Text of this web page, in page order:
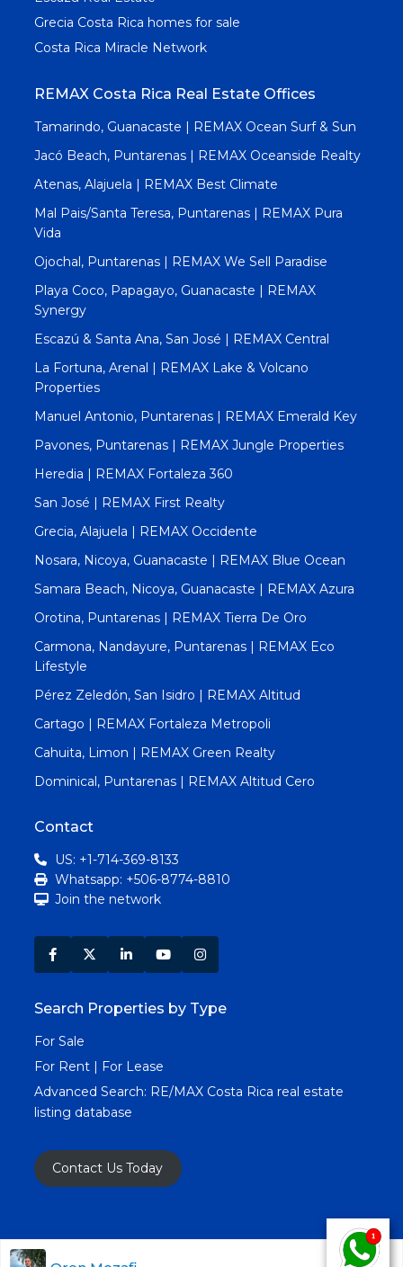
Grecia Costa Rica homes for sale
Costa Rica Miracle Network
REMAX Costa Rica Real Estate Offices
Tamarindo, Guanacaste | REMAX Ocean Surf & Sun
Jacó Beach, Puntarenas | REMAX Oceanside Realty
Atenas, Alajuela | REMAX Best Climate
Mal Pais/Santa Teresa, Puntarenas | REMAX Pura
Vida
Ojochal, Puntarenas | REMAX We Sell Paradise
Playa Coco, Papagayo, Guanacaste | REMAX
Synergy
Escazú & Santa Ana, San José | REMAX Central
La Fortuna, Arenal | REMAX Lake & Volcano
Properties
Manuel Antonio, Puntarenas | REMAX Emerald Key
Pavones, Puntarenas | REMAX Jungle Properties
Heredia | REMAX Fortaleza 360
San José | REMAX First Realty
Grecia, Alajuela | REMAX Occidente
Nosara, Nicoya, Guanacaste | REMAX Blue Ocean
Samara Beach, Nicoya, Guanacaste | REMAX Azura
Orotina, Puntarenas | REMAX Tierra De Oro
Carmona, Nandayure, Puntarenas | REMAX Eco
Lifestyle
Pérez Zeledón, San Isidro | REMAX Altitud
Cartago | REMAX Fortaleza Metropoli
Cahuita, Limon | REMAX Green Realty
Dominical, Puntarenas | REMAX Altitud Cero
Contact
US: +1-714-369-8133
Whatsapp: +506-8774-8810
Join the network
Search Properties by Type
For Sale
For Rent | For Lease
Advanced Search: RE/MAX Costa Rica real estate
listing database
Contact Us Today
Copyright RE/MAX Costa Rica © 2025. All Rights